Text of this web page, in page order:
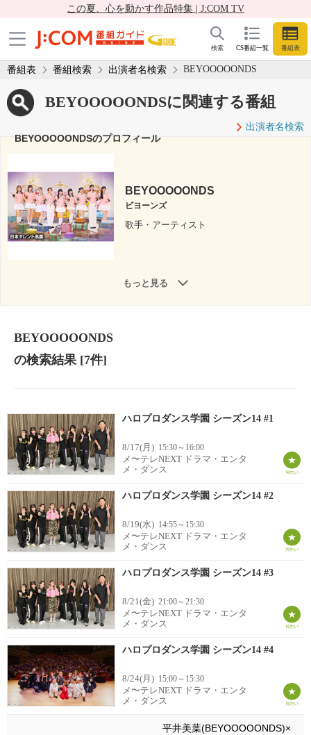
この夏、心を動かす作品特集 | J:COM TV
CS番組一覧 番組表
検索
番組表 番組検索 出演者名検索 BEYOOOOONDS
BEYOOOOONDSに関連する番組
出演者名検索
BEYOOOOONDSのプロフィール
BEYOOOOONDS
ビヨーンズ
歌手・アーティスト
もっと見る
BEYOOOOONDS
の検索結果[7件]
ハロプロダンス学園 シーズン14 #1
8/17(月) 15:30～16:00
メ〜テレNEXT ドラマ・エンタ
メ・ダンス
ハロプロダンス学園 シーズン14 #2
8/19(水) 14:55～15:30
メ〜テレNEXT ドラマ・エンタ
メ・ダンス
ハロプロダンス学園 シーズン14 #3
8/21(金) 21:00～21:30
メ〜テレNEXT ドラマ・エンタ
メ・ダンス
ハロプロダンス学園 シーズン14 #4
8/24(月) 15:00～15:30
メ〜テレNEXT ドラマ・エンタ
メ・ダンス
平井美葉(BEYOOOOONDS)×